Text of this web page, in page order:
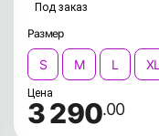
Под заказ
Размер
S M L XL
Цена
3 290.00